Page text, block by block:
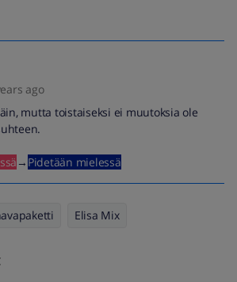
ago
mutta toistaiseksi ei muutoksia ole
→ Pidetään mielessä
Elisa Mix